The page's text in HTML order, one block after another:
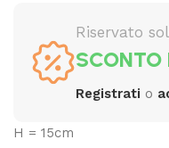
Riservato
SCONTO
Registrati o
H = 15cm